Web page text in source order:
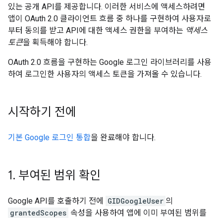
있는 공개 API를 제공합니다. 이러한 서비스에 액세스하려면
앱이 OAuth 2.0 클라이언트 흐름 중 하나를 구현하여 사용자로
부터 동의를 받고 API에 대한 액세스 권한을 부여하는 액세스
토큰을 획득해야 합니다.
OAuth 2.0 흐름을 구현하는 Google 로그인 라이브러리를 사용
하여 로그인한 사용자의 액세스 토큰을 가져올 수 있습니다.
시작하기 전에
기본 Google 로그인 통합을 완료해야 합니다.
1. 부여된 범위 확인
Google API를 호출하기 전에 GIDGoogleUser 의
grantedScopes 속성을 사용하여 앱에 이미 부여된 범위를